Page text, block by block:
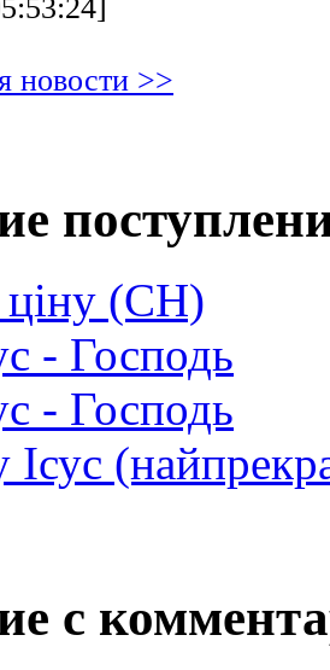
новости >>
(СН)
- Господь
- Господь
Ісус
с